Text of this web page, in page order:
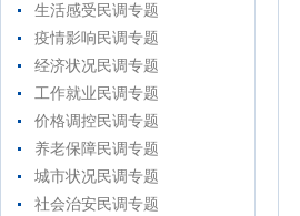
生活感受民调专题
疫情影响民调专题
经济状况民调专题
工作就业民调专题
价格调控民调专题
养老保障民调专题
城市状况民调专题
社会治安民调专题